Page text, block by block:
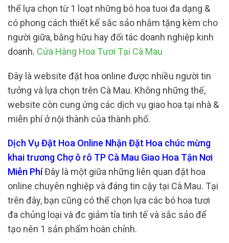
thể lựa chọn từ 1 loạt những bó hoa tuoi đa dạng &
có phong cách thiết kế sắc sảo nhằm tặng kèm cho
người giữa, bằng hữu hay đối tác doanh nghiệp kinh
doanh. Cửa Hàng Hoa Tươi Tại Cà Mau
Đây là website đặt hoa online được nhiều người tin
tưởng và lựa chọn trên Cà Mau. Không những thế,
website còn cung ứng các dịch vụ giao hoa tại nhà &
miễn phí ở nội thành của thành phố.
Dịch Vụ Đặt Hoa Online Nhận Đặt Hoa chúc mừng
khai trương Chợ ô rô TP Cà Mau Giao Hoa Tận Nơi
Miễn PhíĐây là một giữa những liên quan đặt hoa
online chuyên nghiệp và đáng tin cậy tại Cà Mau. Tại
trên đây, bạn cũng có thể chọn lựa các bó hoa tươi
đa chủng loại và đc giảm tỉa tinh tế và sắc sảo để
tạo nên 1 sản phẩm hoàn chỉnh.